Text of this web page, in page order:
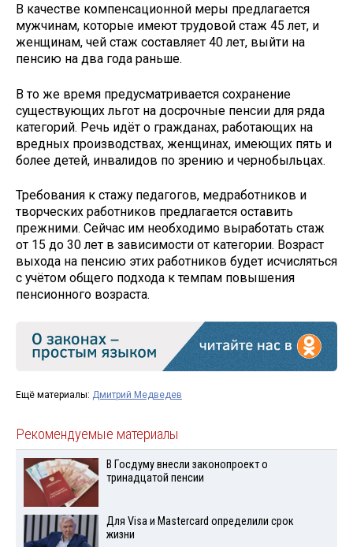
В качестве компенсационной меры предлагается
мужчинам, которые имеют трудовой стаж 45 лет, и
женщинам, чей стаж составляет 40 лет, выйти на
пенсию на два года раньше.
В то же время предусматривается сохранение
существующих льгот на досрочные пенсии для ряда
категорий. Речь идёт о гражданах, работающих на
вредных производствах, женщинах, имеющих пять и
более детей, инвалидов по зрению и чернобыльцах.
Требования к стажу педагогов, медработников и
творческих работников предлагается оставить
прежними. Сейчас им необходимо выработать стаж
от 15 до 30 лет в зависимости от категории. Возраст
выхода на пенсию этих работников будет исчисляться
с учётом общего подхода к темпам повышения
пенсионного возраста.
Ещё материалы: Дмитрий Медведев
Рекомендуемые материалы
В Госдуму внесли законопроект о
тринадцатой пенсии
Для Visа и Mastercard определили срок
жизни